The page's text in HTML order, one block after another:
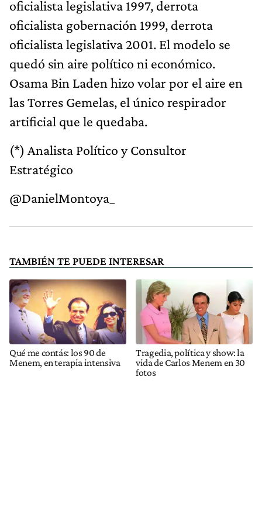
oficialista legislativa 1997, derrota
oficialista gobernación 1999, derrota
oficialista legislativa 2001. El modelo se
quedó sin aire político ni económico.
Osama Bin Laden hizo volar por el aire en
las Torres Gemelas, el único respirador
artificial que le quedaba.
(*) Analista Político y Consultor
Estratégico
@DanielMontoya_
TAMBIÉN TE PUEDE INTERESAR
Qué me contás: los 90 de
Menem, en terapia intensiva
Tragedia, política y show: la
vida de Carlos Menem en 30
fotos